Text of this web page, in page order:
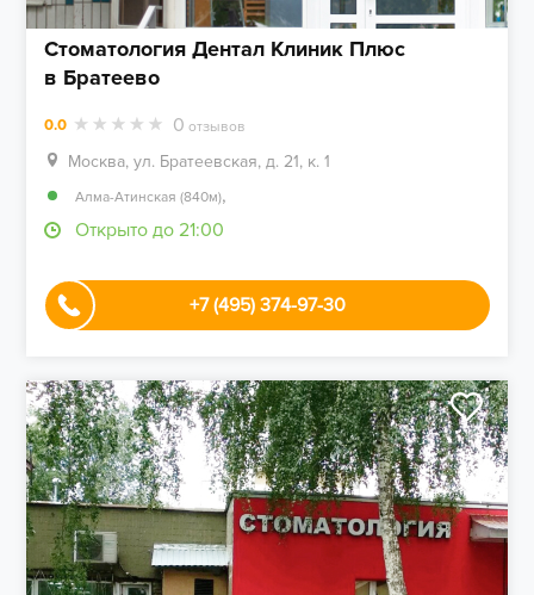
Стоматология Дентал Клиник Плюс
в Братеево
0.0 0 отзывов
Москва, ул. Братеевская, д. 21, к. 1
Алма-Атинская (840м),
Открыто до 21:00
+7 (495) 374-97-30